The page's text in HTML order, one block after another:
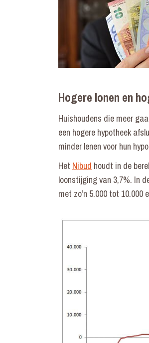
Hogere lonen en
Huishoudens die meer
een hogere hypotheek
minder lenen voor hun
Het Nibud houdt in de
loonstijging van 3,7%. In
met zo’n 5.000 tot 10.000